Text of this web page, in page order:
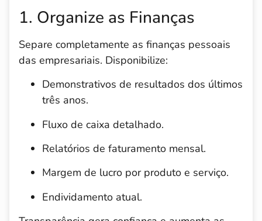
1. Organize as Finanças
Separe completamente as finanças pessoais
das empresariais. Disponibilize:
Demonstrativos de resultados dos últimos
três anos.
Fluxo de caixa detalhado.
Relatórios de faturamento mensal.
Margem de lucro por produto e serviço.
Endividamento atual.